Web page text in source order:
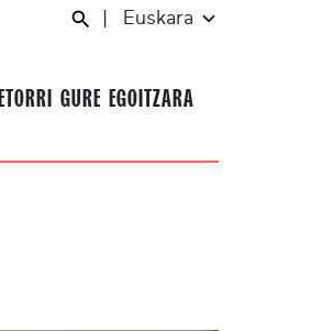
Euskara
ETORRI GURE EGOITZARA